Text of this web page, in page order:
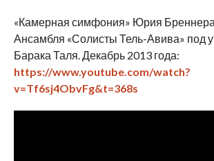
«Камерная симфония» Юрия
Ансамбля «Солисты Тель-Авива» под
Барака Таля. Декабрь 2013 года:
https://www.youtube.com/watch?
v=Tf6sj4ObvFg&t=368s